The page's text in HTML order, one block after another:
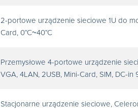
2-portowe urządzenie sieciowe 1U do
Card, 0°C~40°C
Przemysłowe 4-portowe urządzenie
VGA, 4LAN, 2USB, Mini-Card, SIM, DC-in
Stacjonarne urządzenie sieciowe,